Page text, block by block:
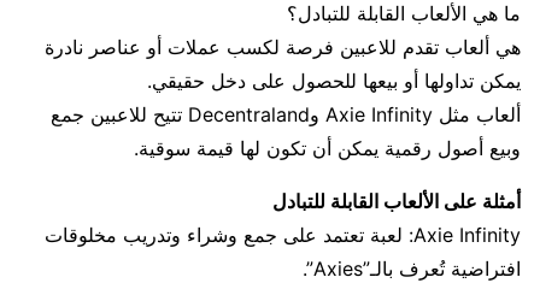
ما هي الألعاب القابلة للتبادل؟
هي ألعاب تقدم للاعبين فرصة لكسب عملات أو عناصر نادرة
يمكن تداولها أو بيعها للحصول على دخل حقيقي.
ألعاب مثل Axie Infinity وDecentraland تتيح للاعبين جمع
وبيع أصول رقمية يمكن أن تكون لها قيمة سوقية.
أمثلة على الألعاب القابلة للتبادل
Axie Infinity: لعبة تعتمد على جمع وشراء وتدريب مخلوقات
افتراضية تُعرف بالـ”Axies”.